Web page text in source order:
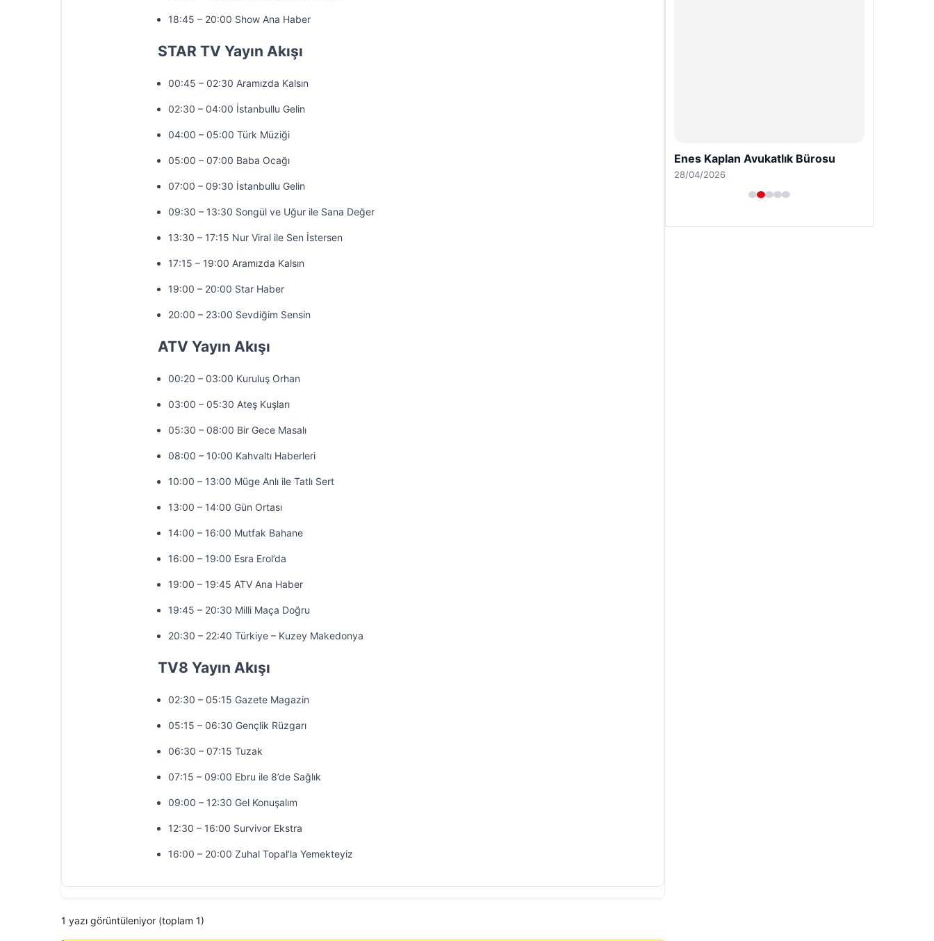
18:45 – 20:00 Show Ana Haber
STAR TV Yayın Akışı
00:45 – 02:30 Aramızda Kalsın
02:30 – 04:00 İstanbullu Gelin
04:00 – 05:00 Türk Müziği
05:00 – 07:00 Baba Ocağı
07:00 – 09:30 İstanbullu Gelin
09:30 – 13:30 Songül ve Uğur ile Sana Değer
13:30 – 17:15 Nur Viral ile Sen İstersen
17:15 – 19:00 Aramızda Kalsın
19:00 – 20:00 Star Haber
20:00 – 23:00 Sevdiğim Sensin
ATV Yayın Akışı
00:20 – 03:00 Kuruluş Orhan
03:00 – 05:30 Ateş Kuşları
05:30 – 08:00 Bir Gece Masalı
08:00 – 10:00 Kahvaltı Haberleri
10:00 – 13:00 Müge Anlı ile Tatlı Sert
13:00 – 14:00 Gün Ortası
14:00 – 16:00 Mutfak Bahane
16:00 – 19:00 Esra Erol’da
19:00 – 19:45 ATV Ana Haber
19:45 – 20:30 Milli Maça Doğru
20:30 – 22:40 Türkiye – Kuzey Makedonya
TV8 Yayın Akışı
02:30 – 05:15 Gazete Magazin
05:15 – 06:30 Gençlik Rüzgarı
06:30 – 07:15 Tuzak
07:15 – 09:00 Ebru ile 8’de Sağlık
09:00 – 12:30 Gel Konuşalım
12:30 – 16:00 Survivor Ekstra
16:00 – 20:00 Zuhal Topal’la Yemekteyiz
1 yazı görüntüleniyor (toplam 1)
Enes Kaplan Avukatlık Bürosu
28/04/2026